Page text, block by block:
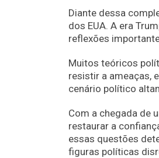
Diante dessa
dos EUA. A era
reflexões
Muitos teóricos
resistir a ameaças,
cenário político
Com a chegada de
restaurar a
essas questões
figuras políticas